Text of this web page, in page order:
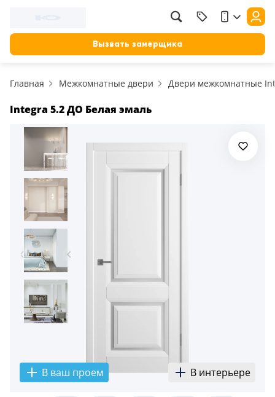
Вызвать замерщика
Главная Межкомнатные двери Двери межкомнатные
Integra 5.2 ДО Белая эмаль
В ваш проем В интерьере